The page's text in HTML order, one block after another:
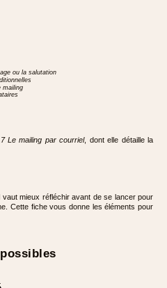
ou la salutation
mailing
Le mailing par courriel, dont elle détaille la
mieux réfléchir avant de se lancer pour
Cette fiche vous donne les éléments pour